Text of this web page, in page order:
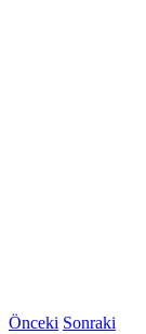
Önceki Sonraki